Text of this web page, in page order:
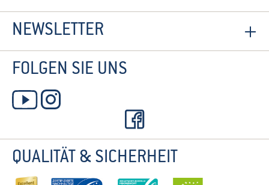
NEWSLETTER
FOLGEN SIE UNS
QUALITÄT & SICHERHEIT